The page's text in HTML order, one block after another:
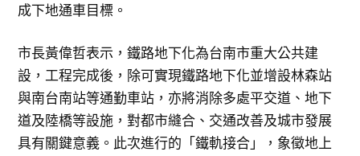
成下地通車目標。
市長黃偉哲表示，鐵路地下化為台南市重大公共建
設，工程完成後，除可實現鐵路地下化並增設林森站
與南台南站等通勤車站，亦將消除多處平交道、地下
道及陸橋等設施，對都市縫合、交通改善及城市發展
具有關鍵意義。此次進行的「鐵軌接合」，象徵地上